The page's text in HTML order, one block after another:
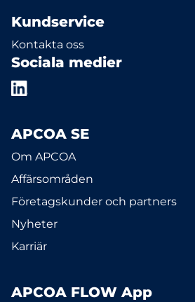
Kundservice
Kontakta oss
Sociala medier
APCOA SE
Om APCOA
Affärsområden
Företagskunder och partners
Nyheter
Karriär
APCOA FLOW App